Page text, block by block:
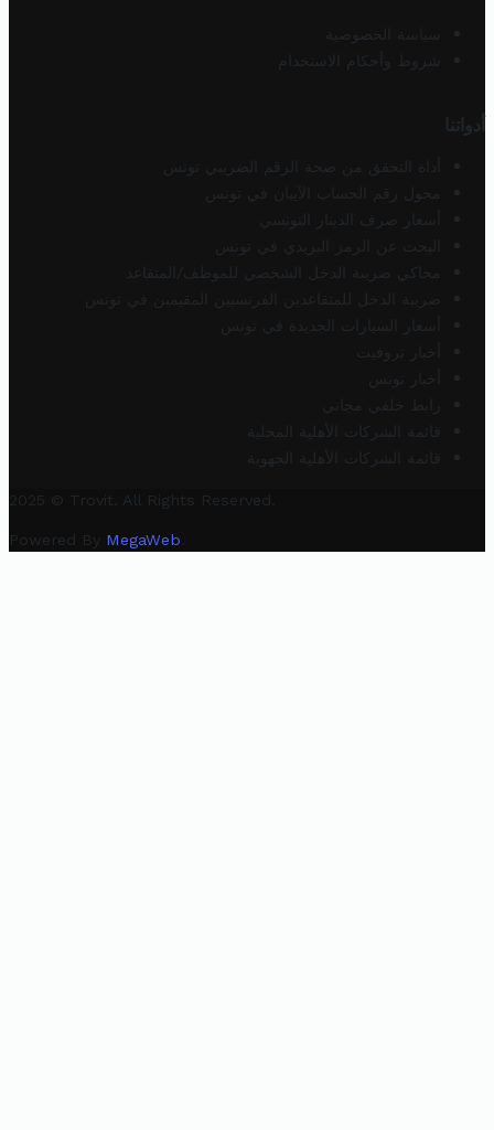
سياسة الخصوصية
شروط وأحكام الاستخدام
أدواتنا
أداة التحقق من صحة الرقم الضريبي تونس
محول رقم الحساب الآيبان في تونس
أسعار صرف الدينار التونسي
البحث عن الرمز البريدي في تونس
محاكي ضريبة الدخل الشخصي للموظف/المتقاعد
ضريبة الدخل للمتقاعدين الفرنسيين المقيمين في تونس
أسعار السيارات الجديدة في تونس
أخبار تروفيت
أخبار تونس
رابط خلفي مجاني
قائمة الشركات الأهلية المحلية
قائمة الشركات الأهلية الجهوية
2025 © Trovit. All Rights Reserved.
Powered By MegaWeb